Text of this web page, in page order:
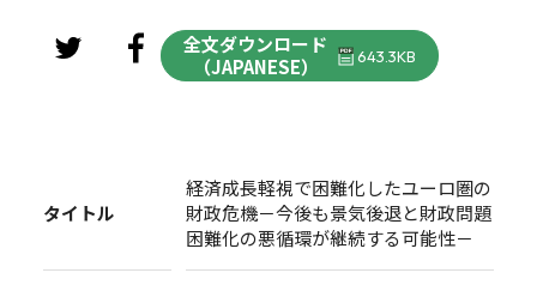
全文ダウンロード
（JAPANESE）
643.3KB
タイトル
経済成長軽視で困難化したユーロ圏の
財政危機－今後も景気後退と財政問題
困難化の悪循環が継続する可能性－